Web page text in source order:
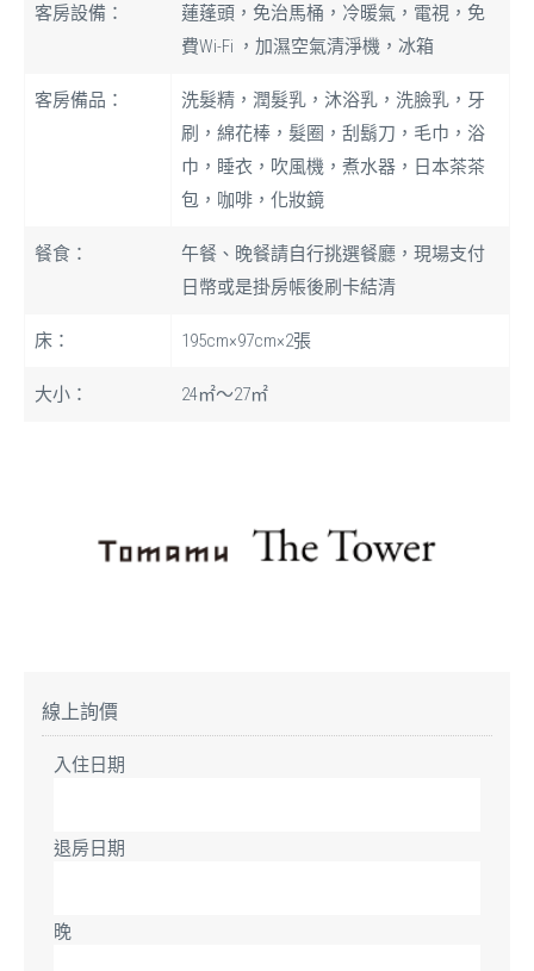
客房設備：
蓮蓬頭，免治馬桶，冷暖氣，電視，免
費Wi-Fi ，加濕空氣清淨機，冰箱
客房備品：
洗髮精，潤髮乳，沐浴乳，洗臉乳，牙
刷，綿花棒，髮圈，刮鬍刀，毛巾，浴
巾，睡衣，吹風機，煮水器，日本茶茶
包，咖啡，化妝鏡
餐食：
午餐、晚餐請自行挑選餐廳，現場支付
日幣或是掛房帳後刷卡結清
床： 195cm×97cm×2張
大小： 24㎡〜27㎡
線上詢價
入住日期
退房日期
晚